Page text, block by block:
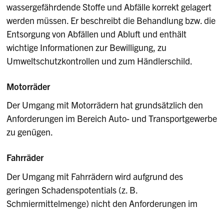
wassergefährdende Stoffe und Abfälle korrekt gelagert
werden müssen. Er beschreibt die Behandlung bzw. die
Entsorgung von Abfällen und Abluft und enthält
wichtige Informationen zur Bewilligung, zu
Umweltschutzkontrollen und zum Händlerschild.
Motorräder
Der Umgang mit Motorrädern hat grundsätzlich den
Anforderungen im Bereich Auto- und Transportgewerbe
zu genügen.
Fahrräder
Der Umgang mit Fahrrädern wird aufgrund des
geringen Schadenspotentials (z. B.
Schmiermittelmenge) nicht den Anforderungen im